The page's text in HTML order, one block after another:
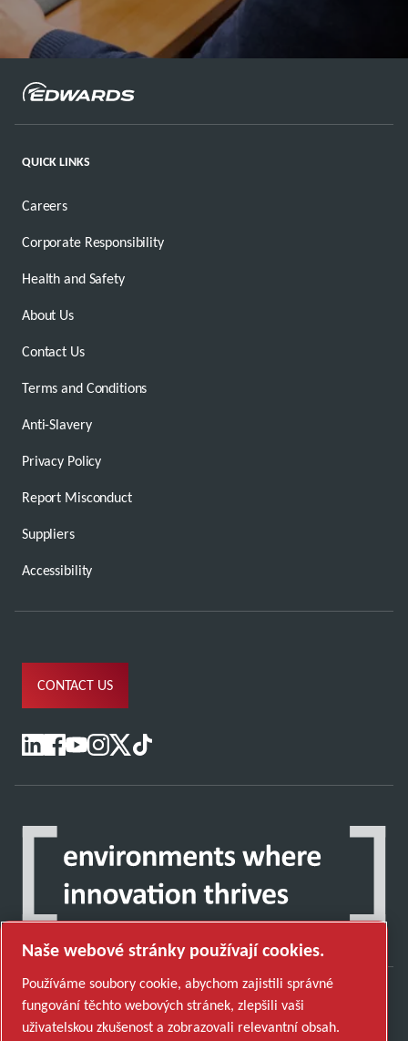
QUICK LINKS
Careers
Corporate Responsibility
Health and Safety
About Us
Contact Us
Terms and Conditions
Anti-Slavery
Privacy Policy
Report Misconduct
Suppliers
Accessibility
CONTACT US
Objevte, jak skupina Atlas Copco Group
Naše webové stránky používají cookies.
Používáme soubory cookie, abychom zajistili správné
fungování těchto webových stránek, zlepšili vaši
uživatelskou zkušenost a zobrazovali relevantní obsah.